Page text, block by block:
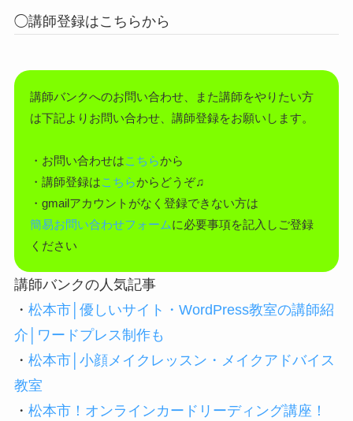
◯講師登録はこちらから
講師バンクへのお問い合わせ、また講師をやりたい方
は下記よりお問い合わせ、講師登録をお願いします。
・お問い合わせはこちらから
・講師登録はこちらからどうぞ♫
・gmailアカウントがなく登録できない方は
簡易お問い合わせフォームに必要事項を記入しご登録
ください
講師バンクの人気記事
・ 松本市│優しいサイト・WordPress教室の講師紹
介│ワードプレス制作も
・ 松本市│小顔メイクレッスン・メイクアドバイス
教室
・ 松本市！オンラインカードリーディング講座！